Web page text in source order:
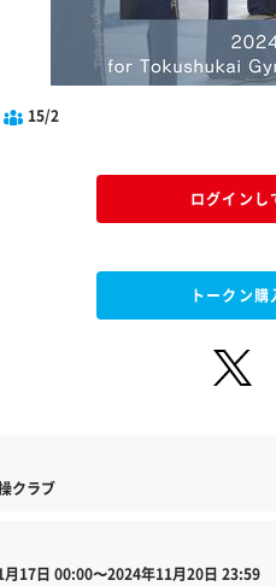
ログインし
15/2
トークン購
クラブ
17日 00:00〜2024年11月20日 23:59